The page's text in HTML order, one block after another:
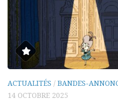
ACTUALITÉS / BANDES-
14 OCTOBRE 2025